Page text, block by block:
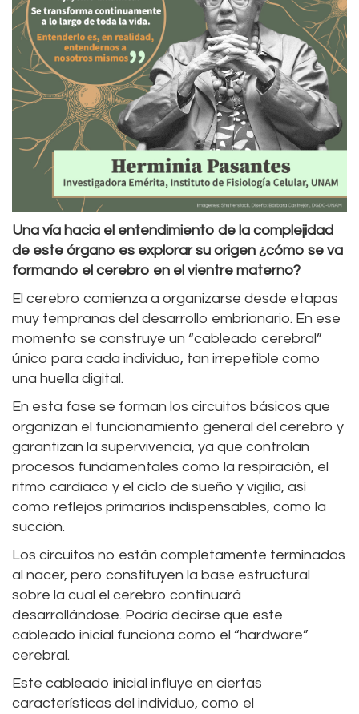
Una vía hacia el entendimiento de la complejidad
de este órgano es explorar su origen ¿cómo se va
formando el cerebro en el vientre materno?
El cerebro comienza a organizarse desde etapas
muy tempranas del desarrollo embrionario. En ese
momento se construye un “cableado cerebral”
único para cada individuo, tan irrepetible como
una huella digital.
En esta fase se forman los circuitos básicos que
organizan el funcionamiento general del cerebro y
garantizan la supervivencia, ya que controlan
procesos fundamentales como la respiración, el
ritmo cardiaco y el ciclo de sueño y vigilia, así
como reflejos primarios indispensables, como la
succión.
Los circuitos no están completamente terminados
al nacer, pero constituyen la base estructural
sobre la cual el cerebro continuará
desarrollándose. Podría decirse que este
cableado inicial funciona como el “hardware”
cerebral.
Este cableado inicial influye en ciertas
características del individuo, como el